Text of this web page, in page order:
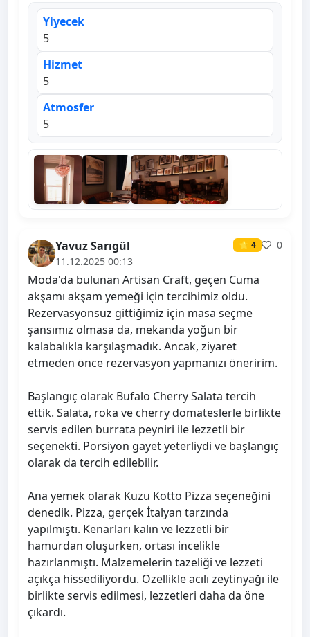
Yiyecek
5
Hizmet
5
Atmosfer
5
Yavuz Sarıgül ⭐ 4
0
11.12.2025 00:13
Moda'da bulunan Artisan Craft, geçen Cuma
akşamı akşam yemeği için tercihimiz oldu.
Rezervasyonsuz gittiğimiz için masa seçme
şansımız olmasa da, mekanda yoğun bir
kalabalıkla karşılaşmadık. Ancak, ziyaret
etmeden önce rezervasyon yapmanızı öneririm.
Başlangıç olarak Bufalo Cherry Salata tercih
ettik. Salata, roka ve cherry domateslerle birlikte
servis edilen burrata peyniri ile lezzetli bir
seçenekti. Porsiyon gayet yeterliydi ve başlangıç
olarak da tercih edilebilir.
Ana yemek olarak Kuzu Kotto Pizza seçeneğini
denedik. Pizza, gerçek İtalyan tarzında
yapılmıştı. Kenarları kalın ve lezzetli bir
hamurdan oluşurken, ortası incelikle
hazırlanmıştı. Malzemelerin tazeliği ve lezzeti
açıkça hissediliyordu. Özellikle acılı zeytinyağı ile
birlikte servis edilmesi, lezzetleri daha da öne
çıkardı.